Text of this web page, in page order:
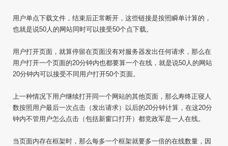
用户单点下载文件，结束后正常断开，这些链接是按照瞬单计算的，
也就是说50人的网站同时可以接受50个点下载。
用户打开页面，就算停留在页面没有对服务器发出任何请求，那么在
用户打开一个页面的20分钟内也都要算一个在线，就是说50人的网站
20分钟内可以接受不同用户打开50个页面。
上一种情况下用户继续打开同一个网站的其他页面，那么寿终正寝人
数按照用户最后一次点击（发出请求）以后的20分钟计算，在这20分
钟内不管用户怎么点击（包括新窗口打开）都党政军是一人在线。
当页面内存在框架时，那么每多一个框架就要多一倍的在线数量，因